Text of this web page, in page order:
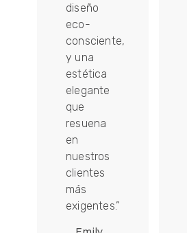
diseño
eco-
consciente,
y una
estética
elegante
que
resuena
en
nuestros
clientes
más
exigentes.”